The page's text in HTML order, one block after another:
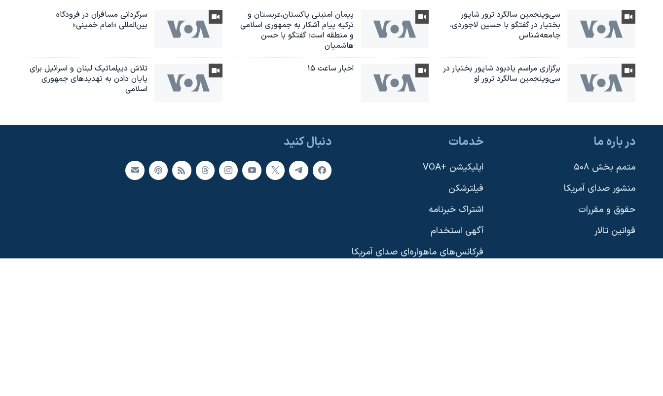
یادگیری زبان انگلیسی
دنبال کنید
زبانهای مختلف
سی‌وپنجمین سالگرد ترور شاپور
بختیار در گفتگو با حسین لاجوردی،
جامعه‌شناس
پیمان امنیتی پاکستان،عربستان و
ترکیه پیام آشکار به جمهوری اسلامی
و منطقه است؛ گفتگو با حسن
هاشمیان
سرگردانی مسافران در فرودگاه
بین‌المللی «امام خمینی»
برگزاری مراسم یادبود شاپور بختیار در
سی‌وپنجمین سالگرد ترور او
اخبار ساعت ۱۵
تلاش دیپلماتیک لبنان و اسرائیل برای
پایان دادن بە تهدیدهای جمهوری
اسلامی
دنبال کنید در باره ما
متمم بخش ۵۰۸
منشور صدای آمریکا
حقوق و مقررات
قوانین تالار
خدمات
اپلیکیشن +VOA
فیلترشکن
اشتراک خبرنامه
آگهی استخدام
فرکانس‌های ماهواره‌ای صدای آمریکا